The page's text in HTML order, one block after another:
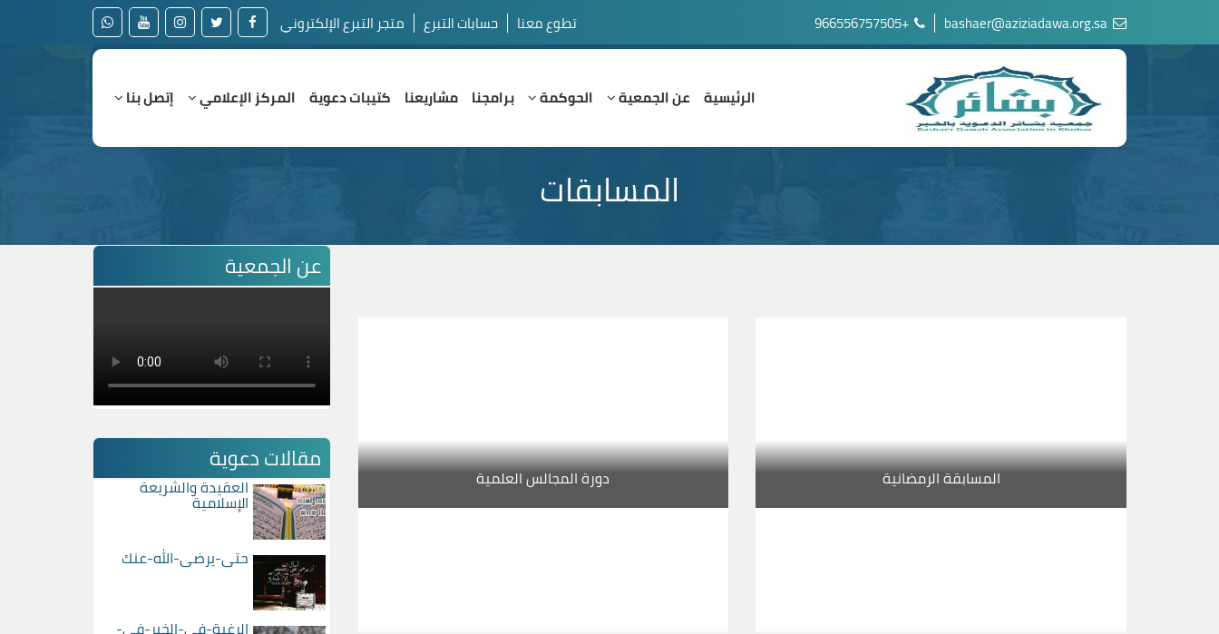
+966556757505 تطوع معنا حسابات التبرع متجر التبرع الإلكتروني
الرئيسية عن الجمعية الحوكمة برامجنا مشاريعنا كتيبات دعوية المركز الإعلامي إتصل بنا
المسابقات
المسابقة الرمضانية دورة المجالس العلمية
عن الجمعية
مقالات دعوية
العقيدة والشريعة
الإسلامية
حتى-يرضى-الله-عنك
الرغبة-في-الخير-في-